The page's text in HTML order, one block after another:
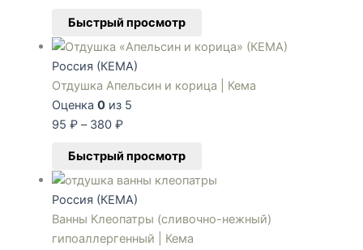
Быстрый просмотр
Россия (КЕМА)
Отдушка Апельсин и корица | Кема
Оценка 0из 5
95 ₽ – 380 ₽
Быстрый просмотр
Россия (КЕМА)
Ванны Клеопатры (сливочно-нежный)
гипоаллергенный | Кема